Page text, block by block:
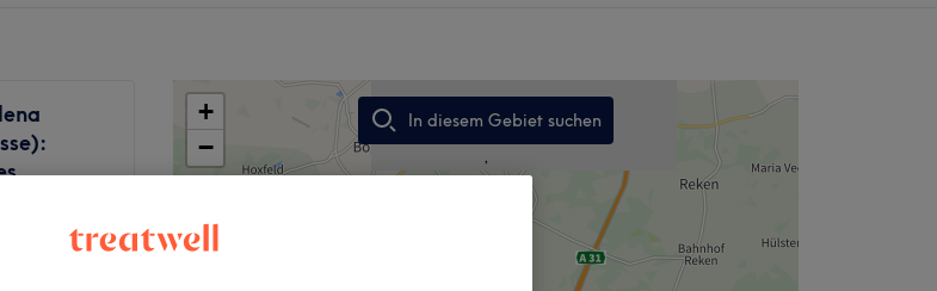
+
−
In diesem Gebiet suchen
,